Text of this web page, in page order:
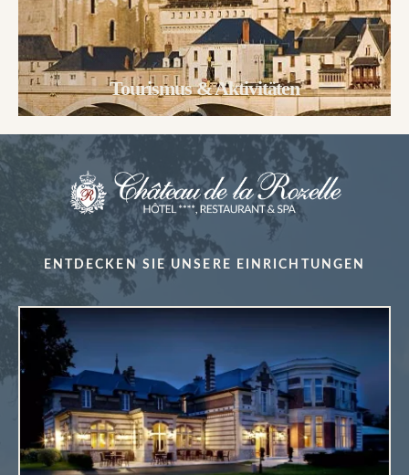
Tourismus & Aktivitäten
ENTDECKEN SIE UNSERE EINRICHTUNGEN
Eine besondere Anmerkung?
*Obligatorische Felder
ODER BUCHEN SIE TELEFONISCH!
Menütyp (nur Mittagessen)
Besondere Anmerkungen (Allergien)?
BESTÄTIGEN
*Obligatorische Felder